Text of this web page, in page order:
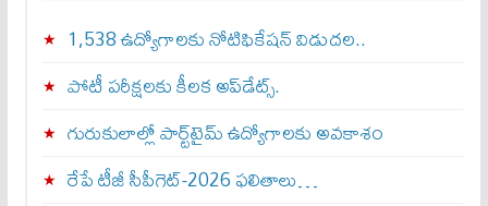
1,538 ఉద్యోగాలకు నోటిఫికేషన్ విడుదల..
పోటీ పరీక్షలకు కీలక అప్‌డేట్స్.
గురుకులాల్లో పార్ట్‌టైమ్ ఉద్యోగాలకు అవకాశం
రేపే టీజీ సీపీగెట్‌-2026 ఫలితాలు…